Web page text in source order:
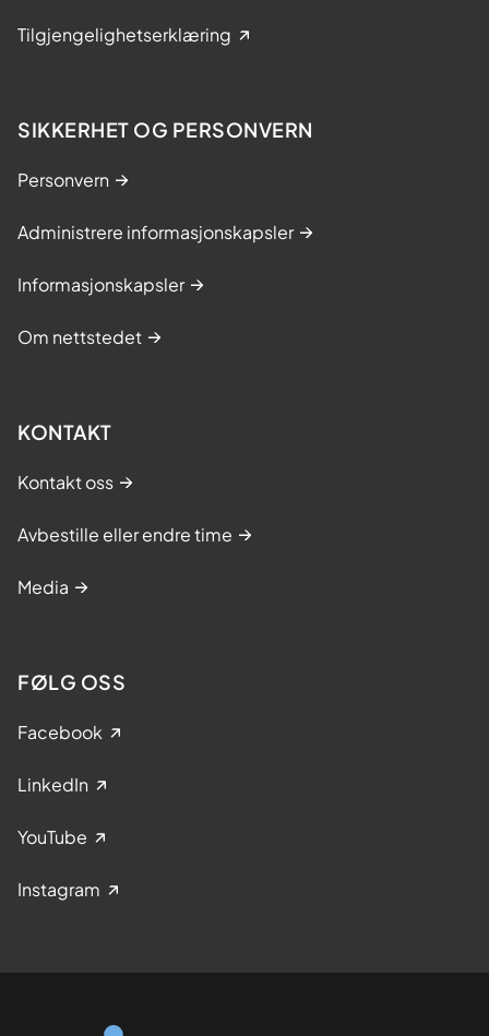
Tilgjengelighetserklæring
SIKKERHET OG PERSONVERN
Personvern
Administrere informasjonskapsler
Informasjonskapsler
Om nettstedet
KONTAKT
Kontakt oss
Avbestille eller endre time
Media
FØLG OSS
Facebook
LinkedIn
YouTube
Instagram